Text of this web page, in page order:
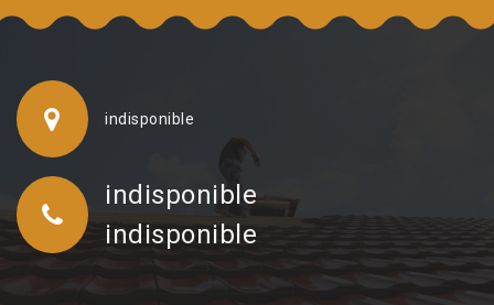
indisponible
indisponible
indisponible